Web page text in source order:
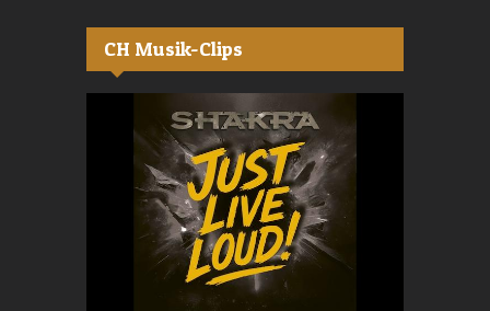
CH Musik-Clips